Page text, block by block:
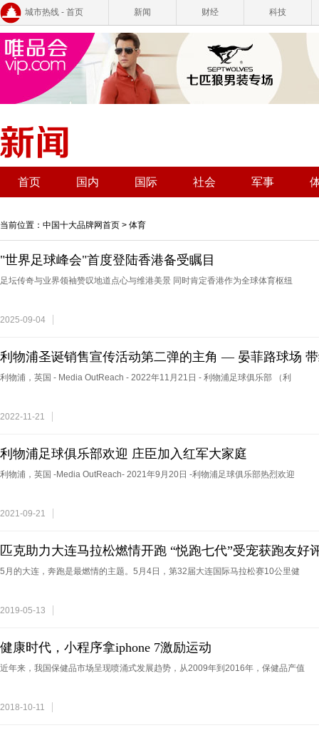
城市热线 - 首页 新闻 财经 科技
首页 国内 国际 社会 军事
当前位置： 中国十大品牌网首页 > 体育
"世界足球峰会"首度登陆香港备受瞩目
足坛传奇与业界领袖赞叹地道点心与维港美景 同时肯定香港作为全球体育枢纽
2025-09-04
利物浦圣诞销售宣传活动第二弹的主角 — 晏菲路球场
利物浦，英国 - Media OutReach - 2022年11月21日 - 利物浦足球俱乐部 （利
2022-11-21
利物浦足球俱乐部欢迎 庄臣加入红军大家庭
利物浦，英国 -Media OutReach- 2021年9月20日 -利物浦足球俱乐部热烈欢迎
2021-09-21
匹克助力大连马拉松燃情开跑 “悦跑七代”受宠获跑友好
5月的大连，奔跑是最燃情的主题。5月4日，第32届大连国际马拉松赛10公里健
2019-05-13
健康时代，小程序拿iphone 7激励运动
近年来，我国保健品市场呈现喷涌式发展趋势，从2009年到2016年，保健品产值
2018-10-11